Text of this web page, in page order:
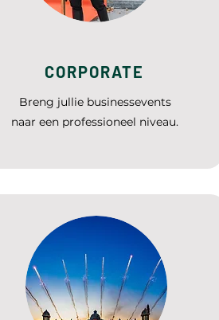
CORPORATE
Breng jullie businessevents
naar een professioneel niveau.